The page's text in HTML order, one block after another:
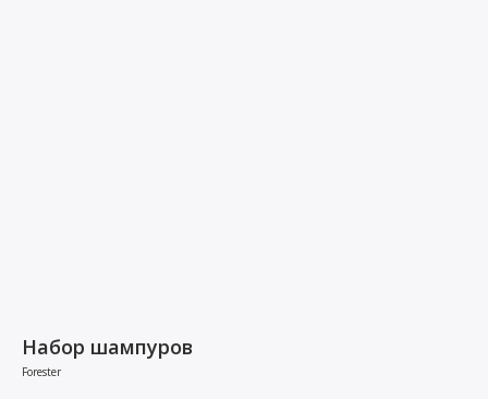
Набор шампуров
Forester